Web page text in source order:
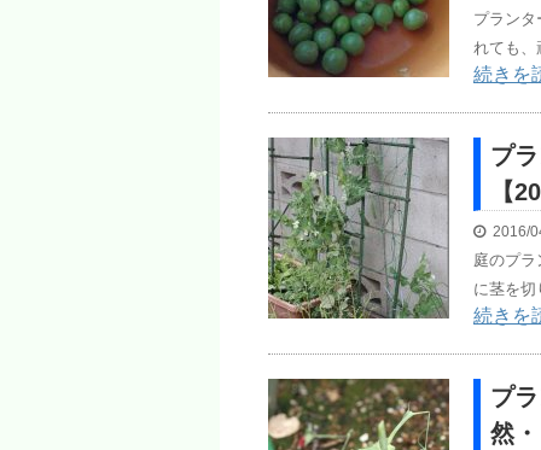
プランタ
れても
続きを
プ
【
2016/
庭のプ
に茎を
続きを
プ
然